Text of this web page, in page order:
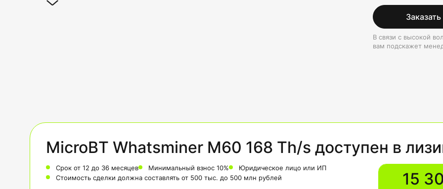
Заказать
В связи с высокой
вам подскажет
MicroBT Whatsminer M60 168 Th/s доступен в
Срок от 12 до 36 месяцев Минимальный взнос 10%
Юридическое лицо или ИП
Стоимость сделки должна составлять от 500 тыс. до 500 млн рублей
15